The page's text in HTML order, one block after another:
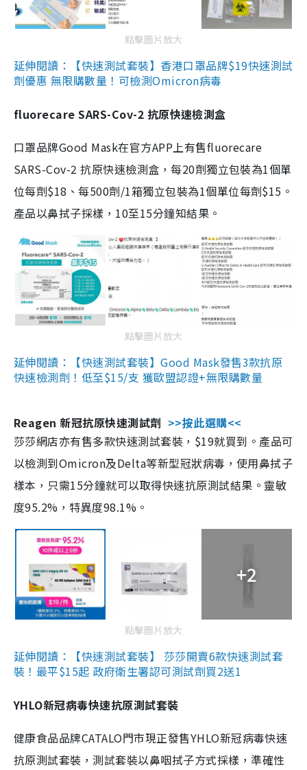
點擊圖片放大
延伸閱讀：【快速測試套裝】香港口罩品牌$19快速測試
劑優惠 無限購數量！可檢測Omicron病毒
fluorecare SARS-Cov-2 抗原快速檢測盒
口罩品牌Good Mask在官方APP上有售fluorecare
SARS-Cov-2 抗原快速檢測盒，每20劑獨立包裝為1個單
位每劑$18、每500劑/1箱獨立包裝為1個單位每劑$15。
產品以鼻拭子採樣，10至15分鐘知結果。
點擊圖片放大
延伸閱讀：【快速測試套裝】Good Mask發售3款抗原
快速檢測劑！低至$15/支 獲歐盟認證+無限購數量
Reagen 新冠抗原快速測試劑 >>按此選購<<
莎莎網店亦有售多款快速測試套裝，$19就買到。產品可
以檢測到Omicron及Delta等新型冠狀病毒，使用鼻拭子
樣本，只需15分鐘就可以取得快速抗原測試結果。靈敏
度95.2%，特異度98.1%。
+2
點擊圖片放大
延伸閱讀：【快速測試套裝】 莎莎開賣6款快速測試套
裝！最平$15起 政府衛生署認可測試劑買2送1
YHLO新冠病毒快速抗原測試套裝
健康食品品牌CATALO門市現正發售YHLO新冠病毒快速
抗原測試套裝，測試套裝以鼻咽拭子方式採樣，準確性